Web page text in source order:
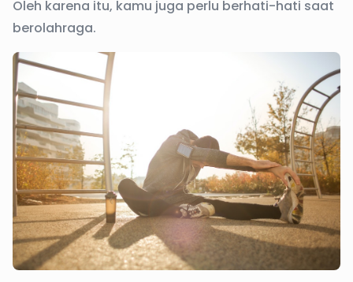
Oleh karena itu, kamu juga perlu berhati-hati saat
berolahraga.